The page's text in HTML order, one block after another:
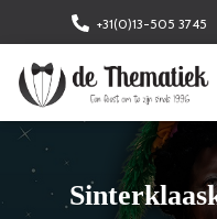
+31(0)13-505 3745